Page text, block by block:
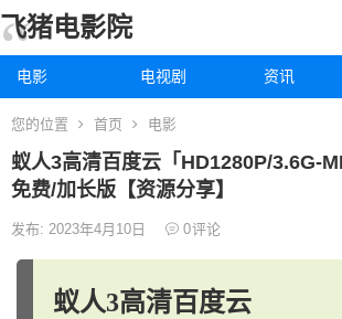
飞猪电影院
电影 电视剧 资讯
您的位置 首页 电影
蚁人3高清百度云「HD1280P/3.6G-
免费/加长版【资源分享】
发布: 2023年4月10日 0评论
蚁人3高清百度云